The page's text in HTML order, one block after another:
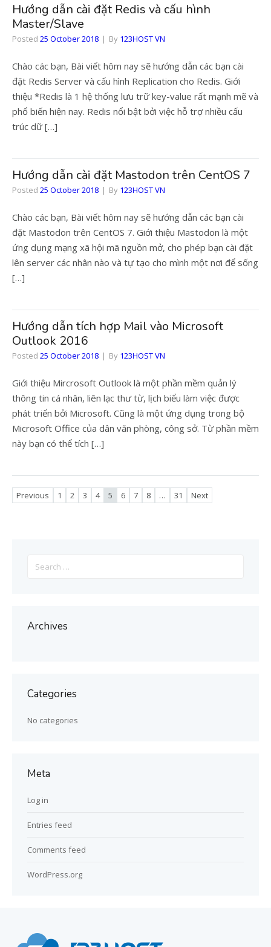
Hướng dẫn cài đặt Redis và cấu hình
Master/Slave
Posted 25 October 2018 By 123HOST VN
Chào các bạn, Bài viết hôm nay sẽ hướng dẫn các bạn cài
đặt Redis Server và cấu hình Replication cho Redis. Giới
thiệu *Redis là 1 hệ thống lưu trữ key-value rất mạnh mẽ và
phổ biến hiện nay. Redis nổi bật bởi việc hỗ trợ nhiều cấu
trúc dữ […]
Hướng dẫn cài đặt Mastodon trên CentOS 7
Posted 25 October 2018 By 123HOST VN
Chào các bạn, Bài viết hôm nay sẽ hướng dẫn các bạn cài
đặt Mastodon trên CentOS 7. Giới thiệu Mastodon là một
ứng dụng mạng xã hội mã nguồn mở, cho phép bạn cài đặt
lên server các nhân nào và tự tạo cho mình một nơi để sống
[…]
Hướng dẫn tích hợp Mail vào Microsoft
Outlook 2016
Posted 25 October 2018 By 123HOST VN
Giới thiệu Mircrosoft Outlook là một phần mềm quản lý
thông tin cá nhân, liên lạc thư từ, lịch biểu làm việc được
phát triển bởi Microsoft. Cũng là một ứng dụng trong bộ
Microsoft Office của dân văn phòng, công sở. Từ phần mềm
này bạn có thể tích […]
Previous 1 2 3 4 5 6 7 8 … 31 Next
for:
Archives
Categories
No categories
Meta
Log in
Entries feed
Comments feed
WordPress.org